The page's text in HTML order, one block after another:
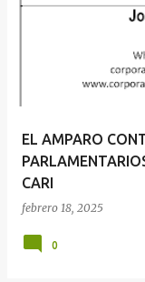
EL AMPARO
CARI
febrero 18, 2025
0